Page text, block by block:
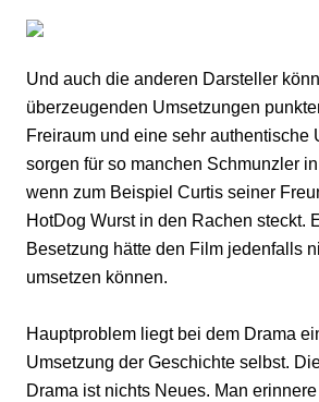
Und auch die anderen Darsteller
überzeugenden Umsetzungen
Freiraum und eine sehr authentische
sorgen für so manchen Schmunzler
wenn zum Beispiel Curtis seiner
HotDog Wurst in den Rachen steckt.
Besetzung hätte den Film jedenfalls
umsetzen können.
Hauptproblem liegt bei dem Drama
Umsetzung der Geschichte selbst.
Drama ist nichts Neues. Man